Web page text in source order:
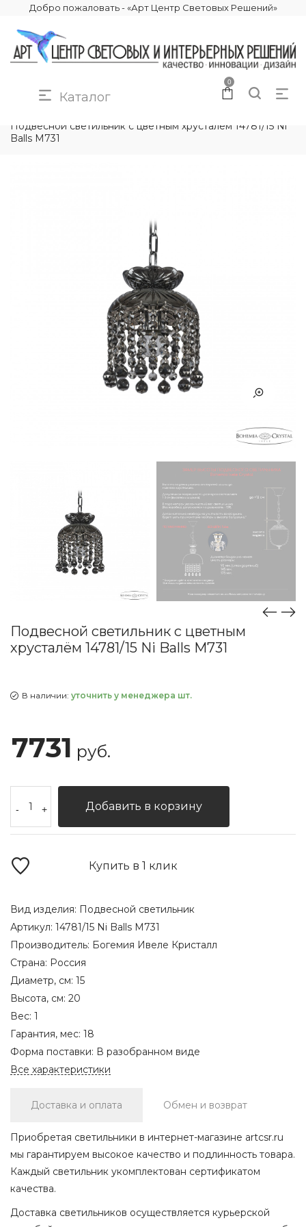
Добро пожаловать - «Арт Центр Световых Решений»
Каталог
0
Подвесной светильник с цветным хрусталём 14781/15 Ni
Balls M731
Подвесной светильник с цветным
хрусталём 14781/15 Ni Balls M731
В наличии: уточнить у менеджера шт.
7731 руб.
- + Добавить в корзину
Купить в 1 клик
Вид изделия: Подвесной светильник
Артикул: 14781/15 Ni Balls M731
Производитель: Богемия Ивеле Кристалл
Страна: Россия
Диаметр, см: 15
Высота, см: 20
Вес: 1
Гарантия, мес: 18
Форма поставки: В разобранном виде
Все характеристики
Доставка и оплата Обмен и возврат
Приобретая светильники в интернет-магазине artcsr.ru
мы гарантируем высокое качество и подлинность товара.
Каждый светильник укомплектован сертификатом
качества.
Доставка светильников осуществляется курьерской